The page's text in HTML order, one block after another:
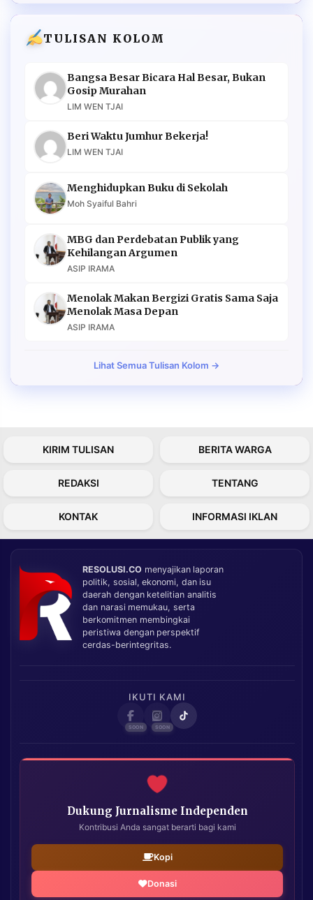
TULISAN KOLOM
Bangsa Besar Bicara Hal Besar, Bukan
Gosip Murahan
LIM WEN TJAI
Beri Waktu Jumhur Bekerja!
LIM WEN TJAI
Menghidupkan Buku di Sekolah
Moh Syaiful Bahri
MBG dan Perdebatan Publik yang
Kehilangan Argumen
ASIP IRAMA
Menolak Makan Bergizi Gratis Sama Saja
Menolak Masa Depan
ASIP IRAMA
Lihat Semua Tulisan Kolom →
KIRIM TULISAN BERITA WARGA
REDAKSI TENTANG
KONTAK INFORMASI IKLAN
RESOLUSI.CO menyajikan laporan
politik, sosial, ekonomi, dan isu
daerah dengan ketelitian analitis
dan narasi memukau, serta
berkomitmen membingkai
peristiwa dengan perspektif
cerdas-berintegritas.
IKUTI KAMI
Dukung Jurnalisme Independen
Kontribusi Anda sangat berarti bagi kami
Kopi
Donasi